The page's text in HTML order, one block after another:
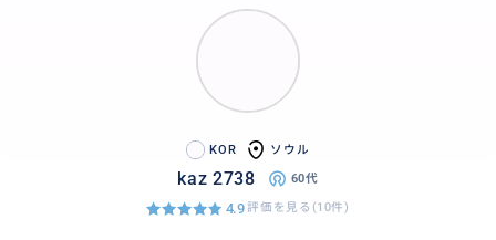
KOR ソウル
kaz 2738 60代
4.9評価を見る(10件)